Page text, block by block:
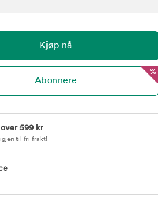
%
599 kr
igjen til fri frakt!